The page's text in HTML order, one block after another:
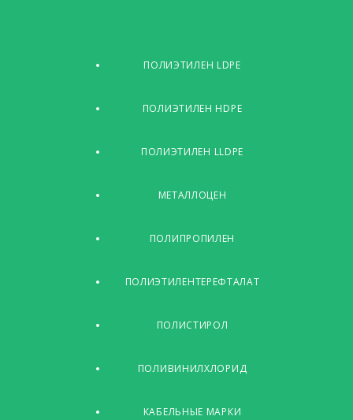
ПОЛИЭТИЛЕН LDPE
ПОЛИЭТИЛЕН HDPE
ПОЛИЭТИЛЕН LLDPE
МЕТАЛЛОЦЕН
ПОЛИПРОПИЛЕН
ПОЛИЭТИЛЕНТЕРЕФТАЛАТ
ПОЛИСТИРОЛ
ПОЛИВИНИЛХЛОРИД
КАБЕЛЬНЫЕ МАРКИ